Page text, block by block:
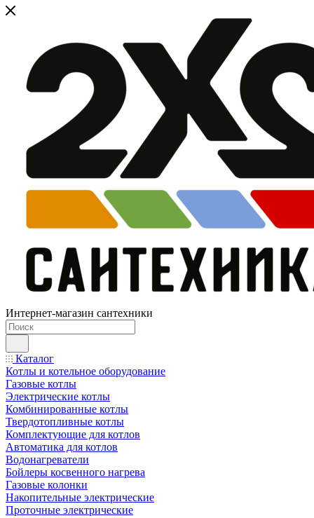
Интернет-магазин сантехники
Каталог
Котлы и котельное оборудование
Газовые котлы
Электрические котлы
Комбинированные котлы
Твердотопливные котлы
Комплектующие для котлов
Автоматика для котлов
Водонагреватели
Бойлеры косвенного нагрева
Газовые колонки
Накопительные электрические
Проточные электрические